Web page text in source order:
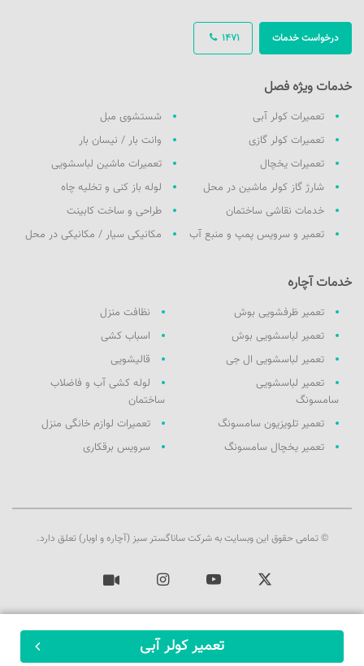
ثبت سفارش
تعمیر کولر آبی
1471 درخواست خدمات
خدمات ویژه فصل
تعمیرات کولر آبی
تعمیرات کولر گازی
تعمیرات یخچال
شارژ گاز کولر ماشین در محل
خدمات نقاشی ساختمان
تعمیر و سرویس پمپ و منبع آب
شستشوی مبل
وانت بار / نیسان بار
تعمیرات ماشین لباسشویی
لوله باز کنی و تخلیه چاه
طراحی و ساخت کابینت
مکانیکی سیار / مکانیکی در محل
خدمات آچاره
تعمیر ظرفشویی بوش
تعمیر لباسشویی بوش
تعمیر لباسشویی ال جی
تعمیر لباسشویی
سامسونگ
تعمیر تلویزیون سامسونگ
تعمیر یخچال سامسونگ
نظافت منزل
اسباب کشی
قالیشویی
لوله کشی آب و فاضلاب
ساختمان
تعمیرات لوازم خانگی منزل
سرویس برقکاری
© تمامی حقوق این وبسایت به شرکت ساناگستر سبز (آچاره و اوبار) تعلق دارد.
یوتیوب اینستاگرام
آچاره در شبکه‌های اجتماعی